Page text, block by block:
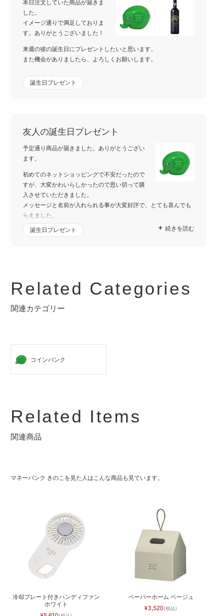
本日注文していた商品が届きま
した。
イメージ通りで満足しておりま
す。ありがとうございました！
来週の彼の誕生日にプレゼントしたいと思います。
また機会がありましたら、よろしくお願いします。
誕生日プレゼント
友人の誕生日プレゼント
予定通り商品が届きました。ありがとうござい
ます。
初めてのネットショッピングで不安だったので
すが、大変かわいらしかったので思い切って購
入させていただきました。
メッセージと名前が入れられる事が大変好評で、とても喜んでも
らえました。
色も沢山種類があるようですので、また別の友人の誕生日に他の
色でお願いしたいと思います。
続きを読む
誕生日プレゼント
Related Categories
関連カテゴリー
コインバンク
Related Items
関連商品
マネーバンク きのこを見た人はこんな商品も見ています。
冷却プレート付きハンディファン
ホワイト
ペーパーホーム ベージュ
3,520